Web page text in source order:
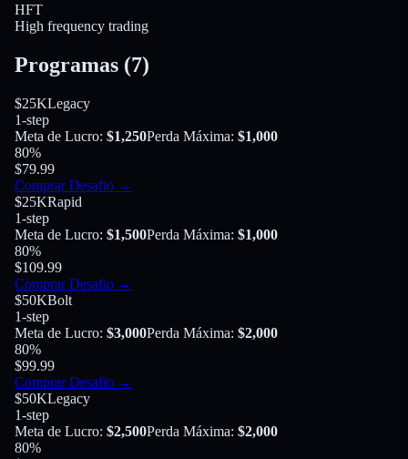
HFT
High frequency trading
Programas (7)
$25KLegacy
1-step
Meta de Lucro: $1,250Perda Máxima: $1,000
80%
$79.99
Comprar Desafio →
$25KRapid
1-step
Meta de Lucro: $1,500Perda Máxima: $1,000
80%
$109.99
Comprar Desafio →
$50KBolt
1-step
Meta de Lucro: $3,000Perda Máxima: $2,000
80%
$99.99
Comprar Desafio →
$50KLegacy
1-step
Meta de Lucro: $2,500Perda Máxima: $2,000
80%